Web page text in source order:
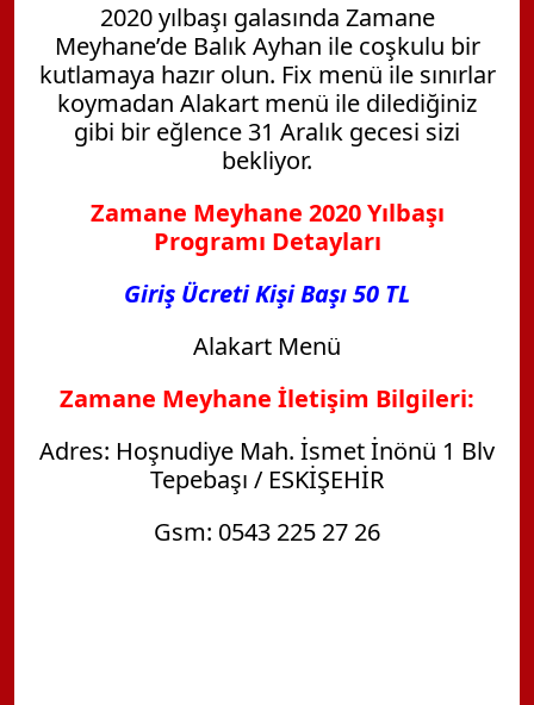
2020 yılbaşı galasında Zamane
Meyhane’de Balık Ayhan ile coşkulu bir
kutlamaya hazır olun. Fix menü ile sınırlar
koymadan Alakart menü ile dilediğiniz
gibi bir eğlence 31 Aralık gecesi sizi
bekliyor.
Zamane Meyhane 2020 Yılbaşı
Programı Detayları
Giriş Ücreti Kişi Başı 50 TL
Alakart Menü
Zamane Meyhane İletişim Bilgileri:
Adres: Hoşnudiye Mah. İsmet İnönü 1 Blv
Tepebaşı / ESKİŞEHİR
Gsm: 0543 225 27 26